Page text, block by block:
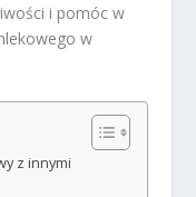
i pomóc w
w
z innymi